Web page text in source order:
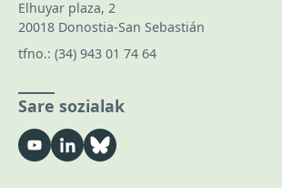
Elhuyar plaza, 2
20018 Donostia-San Sebastián
tfno.: (34) 943 01 74 64
Sare sozialak